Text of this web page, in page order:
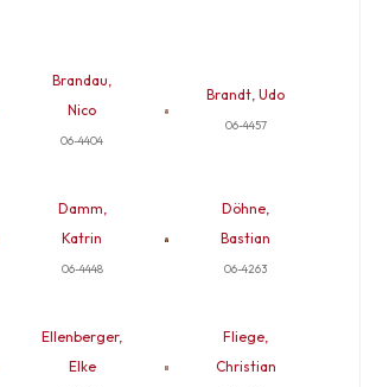
Brandau,
Nico
06-4404
Brandt, Udo
06-4457
Damm,
Katrin
06-4448
Döhne,
Bastian
06-4263
Ellenberger,
Elke
Fliege,
Christian